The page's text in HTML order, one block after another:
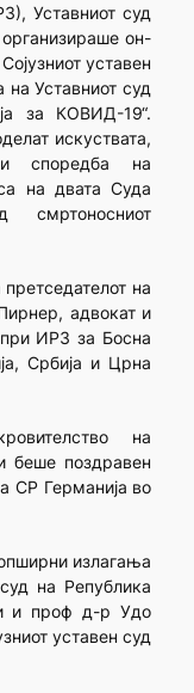
Уставниот суд
он-
уставен
на Уставниот суд
за КОВИД-19“.
искуствата,
споредба на
на двата Суда
на
адвокат и
при ИРЗ за Босна
Србија и Црна
на
беше поздравен
СР Германија во
излагања
на Република
и проф д-р Удо
уставен суд